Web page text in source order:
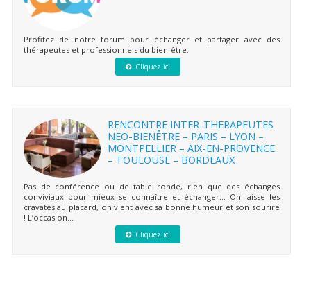
Profitez de notre forum pour échanger et partager avec des
thérapeutes et professionnels du bien-être.
Cliquez ici
RENCONTRE INTER-THERAPEUTES
NEO-BIENÊTRE – PARIS – LYON –
MONTPELLIER – AIX-EN-PROVENCE
– TOULOUSE – BORDEAUX
Pas de conférence ou de table ronde, rien que des échanges
conviviaux pour mieux se connaître et échanger… On laisse les
cravates au placard, on vient avec sa bonne humeur et son sourire
! L’occasion...
Cliquez ici